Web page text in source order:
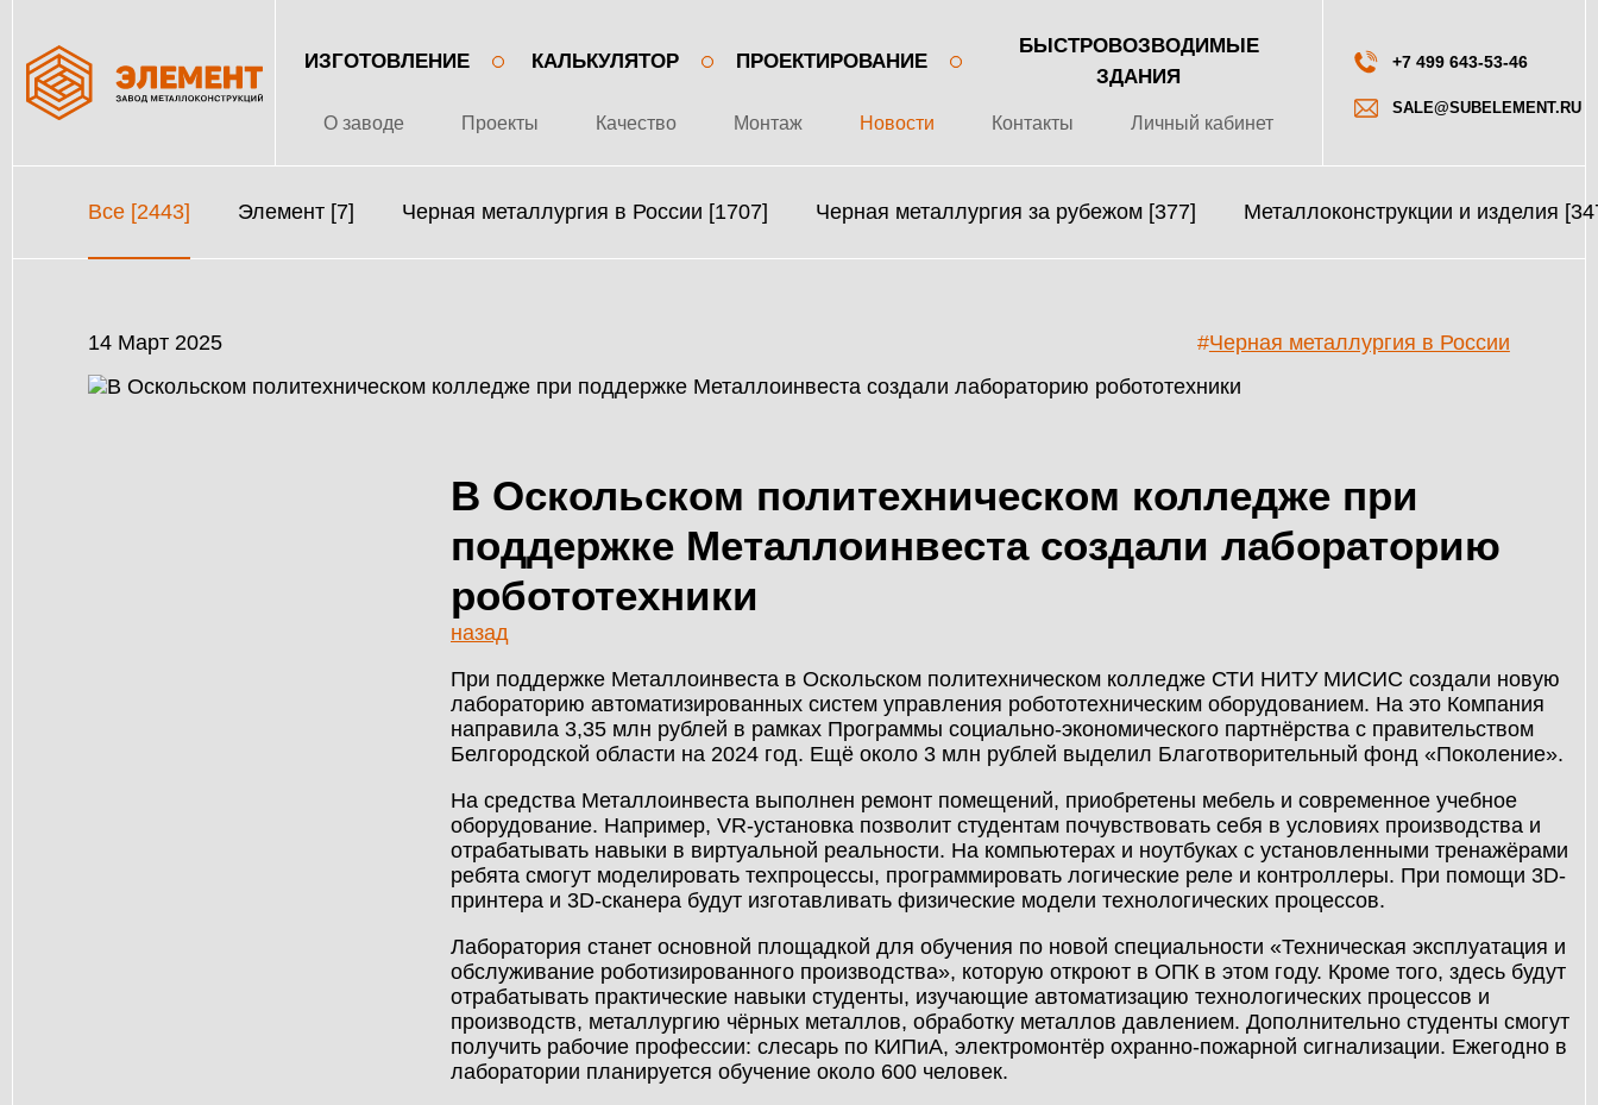
ИЗГОТОВЛЕНИЕ КАЛЬКУЛЯТОР ПРОЕКТИРОВАНИЕ
БЫСТРОВОЗВОДИМЫЕ
ЗДАНИЯ
О заводе Проекты Качество Монтаж Новости Контакты Личный кабинет
+7 499 643-53-46
SALE@SUBELEMENT.RU
МЕТАЛЛОКОНСТРУКЦИИ
КАРКАСЫ
КАЛЬКУЛЯТОР
МЕТАЛЛОКОНСТРУКЦИЙ
КАЛЬКУЛЯТОР
БЫСТРОВОЗВОДИМЫХ
ЗДАНИЙ
ПРОЕКТИРОВАНИЕ
БЫСТРОВОЗВОДИМЫЕ
ЗДАНИЯ
СКЛАДЫ
О ЗАВОДЕ
КАЧЕСТВО
МОНТАЖ
ЛИЧНЫЙ КАБИНЕТ
КЛИЕНТА
Все [2443] Элемент [7] Черная металлургия в России [1707] Черная металлургия за рубежом [377] Металлоконструкции и изделия
14 Март 2025 #Черная металлургия в России
В Оскольском политехническом колледже при
поддержке Металлоинвеста создали лабораторию
робототехники
назад
При поддержке Металлоинвеста в Оскольском политехническом колледже СТИ НИТУ МИСИС создали новую
лабораторию автоматизированных систем управления робототехническим оборудованием. На это Компания
направила 3,35 млн рублей в рамках Программы социально-экономического партнёрства с правительством
Белгородской области на 2024 год. Ещё около 3 млн рублей выделил Благотворительный фонд «Поколение».
На средства Металлоинвеста выполнен ремонт помещений, приобретены мебель и современное учебное
оборудование. Например, VR-установка позволит студентам почувствовать себя в условиях производства и
отрабатывать навыки в виртуальной реальности. На компьютерах и ноутбуках с установленными тренажёрами
ребята смогут моделировать техпроцессы, программировать логические реле и контроллеры. При помощи 3D-
принтера и 3D-сканера будут изготавливать физические модели технологических процессов.
Лаборатория станет основной площадкой для обучения по новой специальности «Техническая эксплуатация и
обслуживание роботизированного производства», которую откроют в ОПК в этом году. Кроме того, здесь будут
отрабатывать практические навыки студенты, изучающие автоматизацию технологических процессов и
производств, металлургию чёрных металлов, обработку металлов давлением. Дополнительно студенты смогут
получить рабочие профессии: слесарь по КИПиА, электромонтёр охранно-пожарной сигнализации. Ежегодно в
лаборатории планируется обучение около 600 человек.